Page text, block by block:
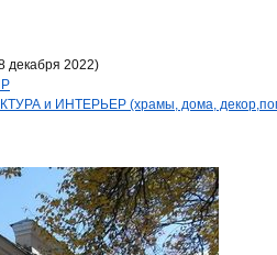
декабря 2022)
и ИНТЕРЬЕР (храмы, дома,